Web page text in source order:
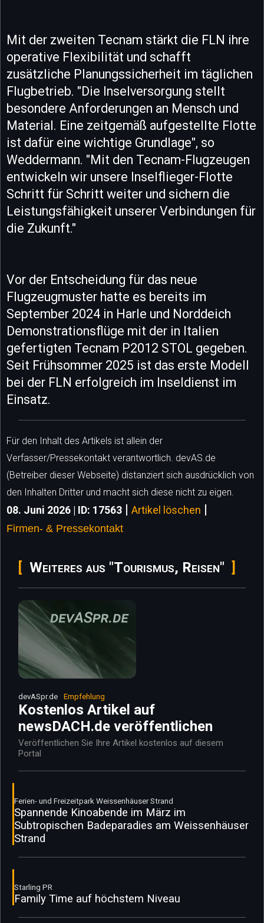
Mit der zweiten Tecnam stärkt die FLN ihre
operative Flexibilität und schafft
zusätzliche Planungssicherheit im täglichen
Flugbetrieb. "Die Inselversorgung stellt
besondere Anforderungen an Mensch und
Material. Eine zeitgemäß aufgestellte Flotte
ist dafür eine wichtige Grundlage", so
Weddermann. "Mit den Tecnam-Flugzeugen
entwickeln wir unsere Inselflieger-Flotte
Schritt für Schritt weiter und sichern die
Leistungsfähigkeit unserer Verbindungen für
die Zukunft."
Vor der Entscheidung für das neue
Flugzeugmuster hatte es bereits im
September 2024 in Harle und Norddeich
Demonstrationsflüge mit der in Italien
gefertigten Tecnam P2012 STOL gegeben.
Seit Frühsommer 2025 ist das erste Modell
bei der FLN erfolgreich im Inseldienst im
Einsatz.
Für den Inhalt des Artikels ist allein der
Verfasser/Pressekontakt verantwortlich. devAS.de
(Betreiber dieser Webseite) distanziert sich ausdrücklich von
den Inhalten Dritter und macht sich diese nicht zu eigen.
08. Juni 2026 | ID: 17563 | Artikel löschen |
Firmen- & Pressekontakt
Weiteres aus "Tourismus, Reisen"
devASpr.de Empfehlung
Kostenlos Artikel auf
newsDACH.de veröffentlichen
Veröffentlichen Sie Ihre Artikel kostenlos auf diesem
Portal
Ferien- und Freizeitpark Weissenhäuser Strand
Spannende Kinoabende im März im
Subtropischen Badeparadies am Weissenhäuser
Strand
Starling PR
Family Time auf höchstem Niveau